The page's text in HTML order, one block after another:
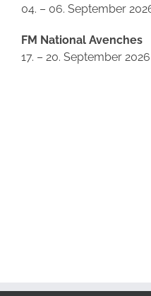
04. – 06. September
FM National Avenches
17. – 20. September 2026